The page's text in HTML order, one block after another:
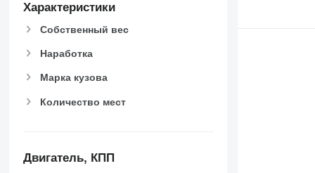
Характеристики
Собственный вес
Наработка
Марка кузова
Количество мест
Двигатель, КПП